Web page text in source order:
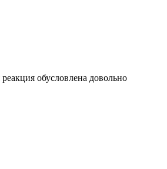
обусловлена довольно